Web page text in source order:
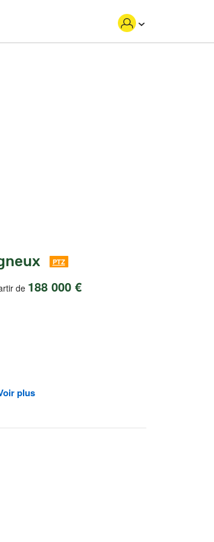
PTZ
de 188 000 €
plus